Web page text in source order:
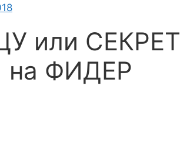
или СЕКРЕТ
ФИДЕР